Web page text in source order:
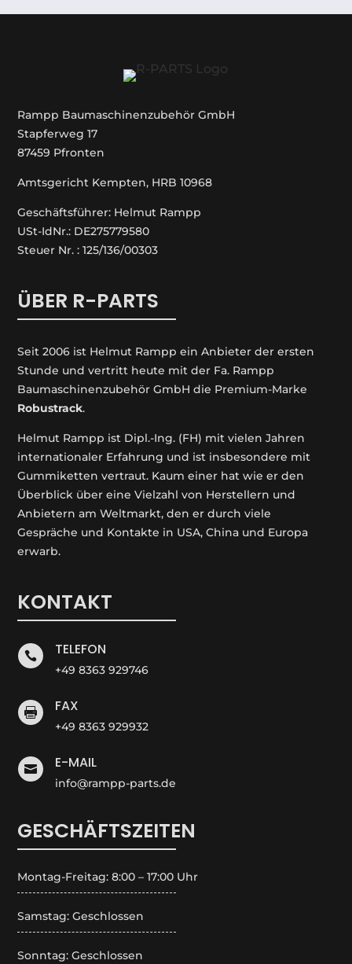
Rampp Baumaschinenzubehör GmbH
Stapferweg 17
87459 Pfronten
Amtsgericht Kempten, HRB 10968
Geschäftsführer: Helmut Rampp
USt-IdNr.: DE275779580
Steuer Nr. : 125/136/00303
ÜBER R-PARTS
Seit 2006 ist Helmut Rampp ein An­bieter der ersten
Stunde und vertritt heute mit der Fa. Rampp
Baumaschinenzubehör GmbH die Premium-Marke
Robustrack.
Helmut Rampp ist Dipl.-Ing. (FH) mit vielen Jahren
internationaler Erfahrung und ist insbesondere mit
Gummiketten vertraut. Kaum einer hat wie er den
Überblick über eine Vielzahl von Herstellern und
Anbietern am Weltmarkt, den er durch viele
Gespräche und Kontakte in USA, China und Europa
erwarb.
KONTAKT
 TELEFON
+49 8363 929746
 FAX
+49 8363 929932
 E-MAIL
info@rampp-parts.de
GESCHÄFTSZEITEN
Montag-Freitag: 8:00 – 17:00 Uhr
Samstag: Geschlossen
Sonntag: Geschlossen